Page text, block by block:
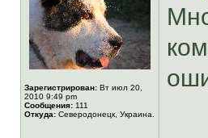
Зарегистрирован: Вт июл 20,
2010 9:49 pm
Сообщения: 111
Откуда: Северодонецк, Украина.